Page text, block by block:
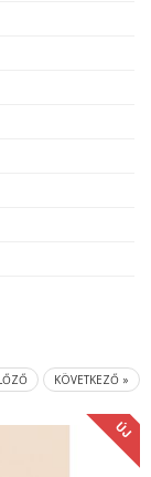
KÖVETKEZŐ »
ÚJ